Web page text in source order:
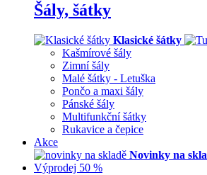
Šály, šátky
Klasické šátky
Kašmírové šály
Zimní šály
Malé šátky - Letuška
Pončo a maxi šály
Pánské šály
Multifunkční šátky
Rukavice a čepice
Akce
Novinky na
Výprodej 50 %